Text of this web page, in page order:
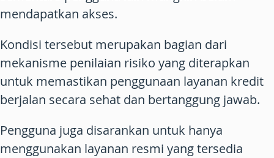
mendapatkan akses.
Kondisi tersebut merupakan bagian dari
mekanisme penilaian risiko yang diterapkan
untuk memastikan penggunaan layanan kredit
berjalan secara sehat dan bertanggung jawab.
Pengguna juga disarankan untuk hanya
menggunakan layanan resmi yang tersedia